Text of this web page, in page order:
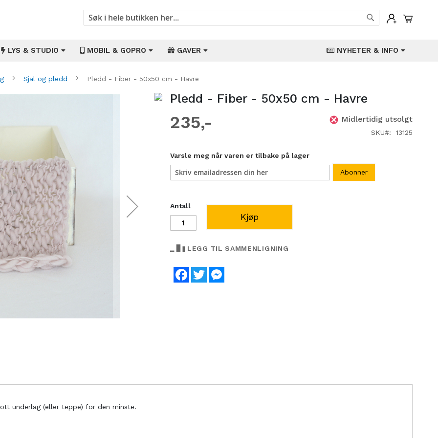
Min
Søk
LYS & STUDIO MOBIL & GOPRO GAVER NYHETER & INFO
Sjal og pledd Pledd - Fiber - 50x50 cm - Havre
Pledd - Fiber - 50x50 cm - Havre
235 Midlertidig utsolgt
SKU 13125
Varsle meg når varen er tilbake på lager
Abonner
Antall
Kjøp
LEGG TIL SAMMENLIGNING
Facebook
Twitter
Gå
begynnelsen
underlag (eller teppe) for den minste.